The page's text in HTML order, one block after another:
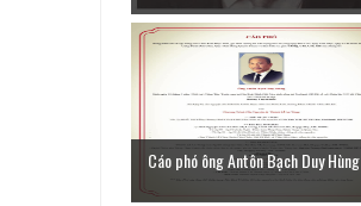
Cáo phó ông Antôn Bạch Duy Hùng